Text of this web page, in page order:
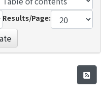
Results/Page: